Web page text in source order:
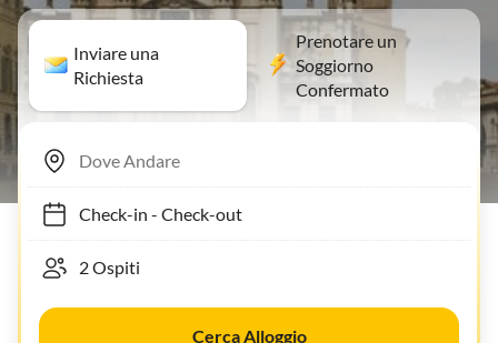
Inviare una
Richiesta
Prenotare un
Soggiorno
Confermato
Check-in- Check-out
Cerca Alloggio